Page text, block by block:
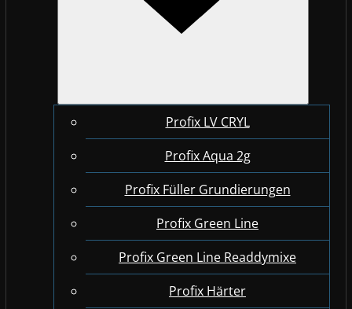
Profix LV CRYL
Profix Aqua 2g
Profix Füller Grundierungen
Profix Green Line
Profix Green Line Readdymixe
Profix Härter